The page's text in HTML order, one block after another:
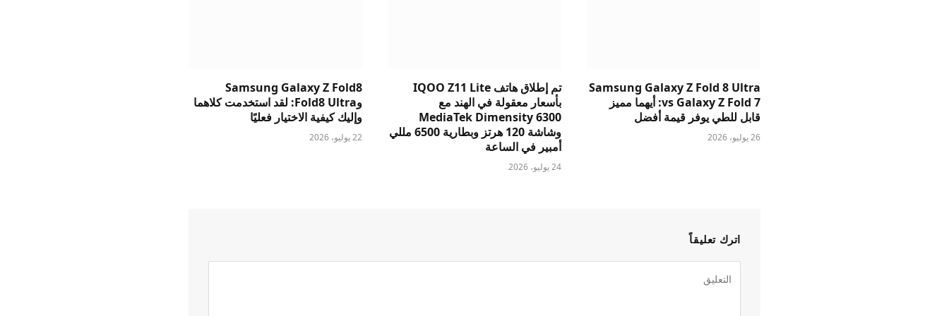
Samsung Galaxy Z Fold 8 Ultra
vs Galaxy Z Fold 7: أيهما مميز
قابل للطي يوفر قيمة أفضل
26 يوليو، 2026
تم إطلاق هاتف IQOO Z11 Lite
بأسعار معقولة في الهند مع
MediaTek Dimensity 6300
وشاشة 120 هرتز وبطارية 6500 مللي
أمبير في الساعة
24 يوليو، 2026
Samsung Galaxy Z Fold8
وFold8 Ultra: لقد استخدمت كلاهما
وإليك كيفية الاختيار فعليًا
22 يوليو، 2026
اترك تعليقاً